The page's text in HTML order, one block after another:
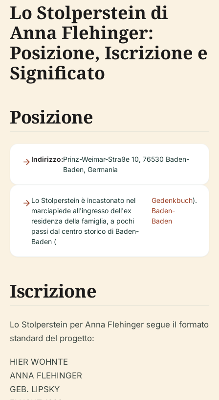
Lo Stolperstein di
Anna Flehinger:
Posizione, Iscrizione e
Significato
Posizione
Indirizzo:Prinz-Weimar-Straße 10, 76530 Baden-
Baden, Germania
Lo Stolperstein è incastonato nel
marciapiede all'ingresso dell'ex
residenza della famiglia, a pochi
passi dal centro storico di Baden-
Baden (
Gedenkbuch
Baden-
Baden
).
Iscrizione
Lo Stolperstein per Anna Flehinger segue il formato
standard del progetto:
HIER WOHNTE
ANNA FLEHINGER
GEB. LIPSKY